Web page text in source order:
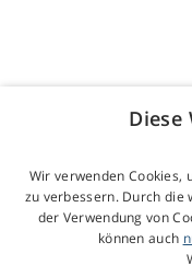
Diese
Wir verwenden Cookies,
zu verbessern. Durch die
der Verwendung von
können auch